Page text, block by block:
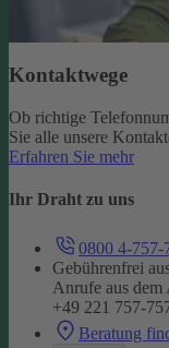
Kontaktwege
Ob richtige
Sie alle unsere
Erfahren Sie mehr
Ihr Draht zu uns
0800 4-757-
Gebührenfrei
Anrufe aus dem
+49 221 757-
Beratung